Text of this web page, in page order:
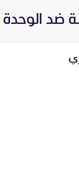
ضد الوحدة